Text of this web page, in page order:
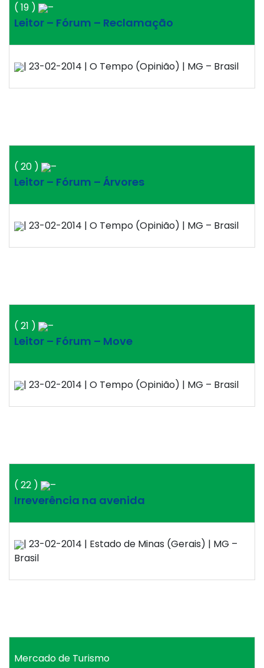
( 19 ) –
Leitor – Fórum – Reclamação
| 23-02-2014 | O Tempo (Opinião) | MG – Brasil
( 20 ) –
Leitor – Fórum – Árvores
| 23-02-2014 | O Tempo (Opinião) | MG – Brasil
( 21 ) –
Leitor – Fórum – Move
| 23-02-2014 | O Tempo (Opinião) | MG – Brasil
( 22 ) –
Irreverência na avenida
| 23-02-2014 | Estado de Minas (Gerais) | MG –
Brasil
Mercado de Turismo